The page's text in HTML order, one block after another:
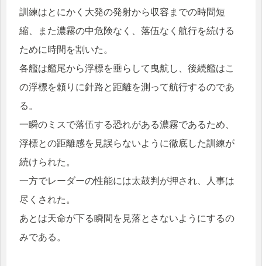
訓練はとにかく大発の発射から収容までの時間短
縮、また濃霧の中危険なく、落伍なく航行を続ける
ために時間を割いた。
各艦は艦尾から浮標を垂らして曳航し、後続艦はこ
の浮標を頼りに針路と距離を測って航行するのであ
る。
一瞬のミスで落伍する恐れがある濃霧であるため、
浮標との距離感を見誤らないように徹底した訓練が
続けられた。
一方でレーダーの性能には太鼓判が押され、人事は
尽くされた。
あとは天命が下る瞬間を見落とさないようにするの
みである。